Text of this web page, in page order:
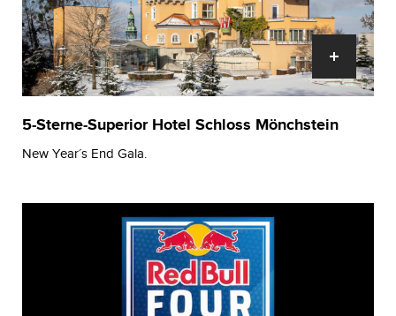
5-Sterne-Superior Hotel Schloss Mönchstein
New Year´s End Gala.